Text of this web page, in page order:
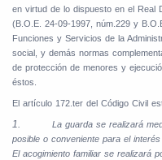
en virtud de lo dispuesto en el Real
(B.O.E. 24-09-1997, núm.229 y
Funciones y Servicios de la
social, y demás normas
de protección de menores y
éstos.
El artículo 172.ter del Código Civil
1.
La guarda se realizará
posible o conveniente para el
El acogimiento familiar se realizará